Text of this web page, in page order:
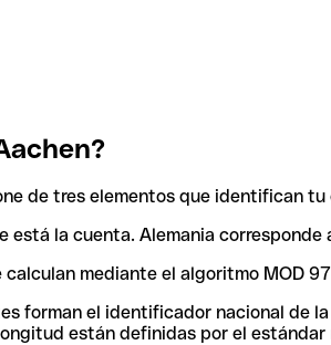
de tres elementos que identifican
está la cuenta. Alemania corresponde
mediante el algoritmo MOD
forman el identificador nacional de
están definidas por el estándar